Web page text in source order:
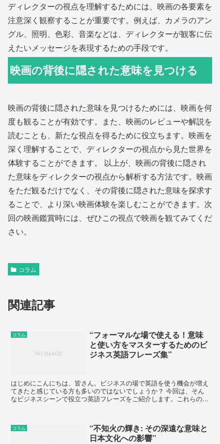
ディレクターの視点を理解するためには、映画の各要素を
注意深く観察することが重要です。例えば、カメラのアン
グル、照明、色彩、音楽などは、ディレクターが観客に伝
えたいメッセージを表現するための手段です。
映画の背後に隠された意味を見つける
映画の背後に隠された意味を見つけるためには、映画を何
度も観ることが有効です。また、映画のレビューや解説を
読むことも、新たな視点を得るために役立ちます。映画を
深く理解することで、ディレクターの視点から見た世界を
体験することができます。 以上が、映画の背後に隠され
た意味をディレクターの視点から解析する方法です。映画
をただ観るだけでなく、その背後に隠された意味を探求す
ることで、より深い映画体験を楽しむことができます。次
回の映画鑑賞時には、ぜひこの視点で映画を観てみてくだ
さい。
コラム
関連記事
コラム
“フォーマルな場で使える！意味
と使い方をマスターするためのビ
ジネス英語フレーズ集”
はじめにこんにちは、皆さん。ビジネスの場で英語を使う機会が増え
てきたと感じている方も多いのではないでしょうか？ 今回は、そん
なビジネスシーンで役立つ英語フレーズをご紹介します。これらのフ
コラム
“不知火の輝き: その深遠な意味と
日本文化への影響”